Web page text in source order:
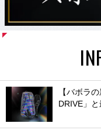
【バボラ
DRIVE」